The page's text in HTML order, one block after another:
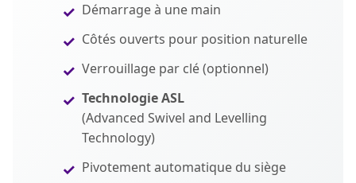
Démarrage à une main
Côtés ouverts pour position naturelle
Verrouillage par clé (optionnel)
Technologie ASL
(Advanced Swivel and Levelling
Technology)
Pivotement automatique du siège